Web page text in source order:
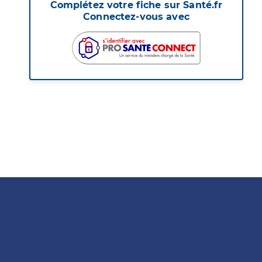
Complétez votre fiche sur Santé.fr
Connectez-vous avec